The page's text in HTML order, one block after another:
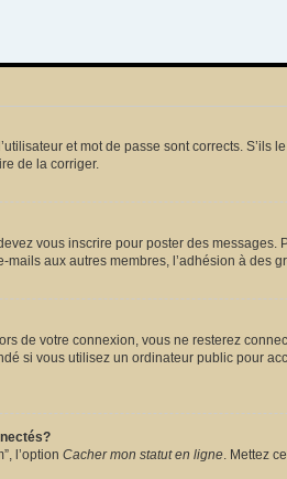
et mot de passe sont corrects.
de la corriger.
vous inscrire pour poster des
aux autres membres, l’adhésion à des
lors de votre connexion, vous ne resterez
si vous utilisez un ordinateur public pour
l’option Cacher mon statut en ligne. Mettez